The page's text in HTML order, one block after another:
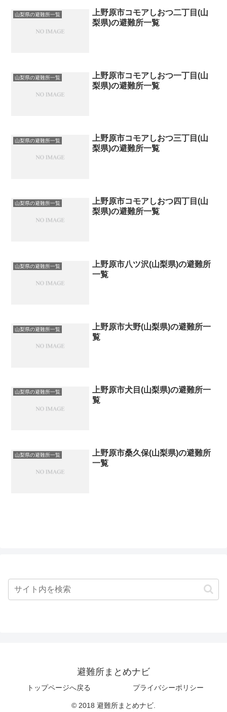
山梨県の避難所一覧
上野原市コモアしおつ二丁目(山
梨県)の避難所一覧
山梨県の避難所一覧
上野原市コモアしおつ一丁目(山
梨県)の避難所一覧
山梨県の避難所一覧
上野原市コモアしおつ三丁目(山
梨県)の避難所一覧
山梨県の避難所一覧
上野原市コモアしおつ四丁目(山
梨県)の避難所一覧
山梨県の避難所一覧
上野原市八ツ沢(山梨県)の避難所
一覧
山梨県の避難所一覧
上野原市大野(山梨県)の避難所一
覧
山梨県の避難所一覧
上野原市犬目(山梨県)の避難所一
覧
山梨県の避難所一覧
上野原市桑久保(山梨県)の避難所
一覧
避難所まとめナビ
トップページへ戻る プライバシーポリシー
© 2018 避難所まとめナビ.